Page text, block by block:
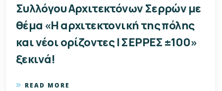
Συλλόγου Αρχιτεκτόνων Σερρών με
θέμα «Η αρχιτεκτονική της πόλης
και νέοι ορίζοντες | ΣΕΡΡΕΣ ±100»
ξεκινά!
READ MORE